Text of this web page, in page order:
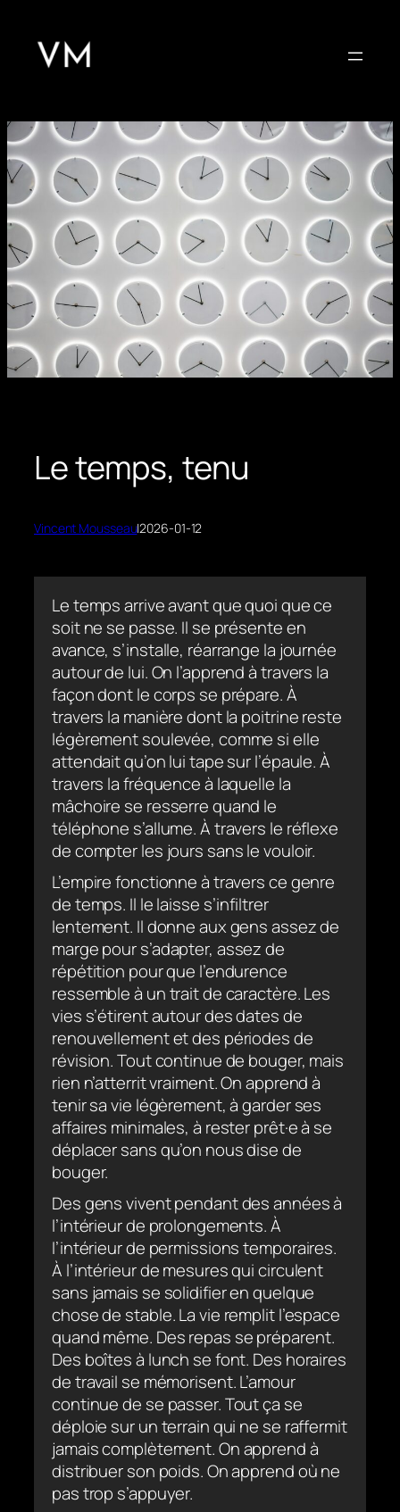
Le temps, tenu
Vincent Mousseau|2026-01-12
Le temps arrive avant que quoi que ce
soit ne se passe. Il se présente en
avance, s’installe, réarrange la journée
autour de lui. On l’apprend à travers la
façon dont le corps se prépare. À
travers la manière dont la poitrine reste
légèrement soulevée, comme si elle
attendait qu’on lui tape sur l’épaule. À
travers la fréquence à laquelle la
mâchoire se resserre quand le
téléphone s’allume. À travers le réflexe
de compter les jours sans le vouloir.
L’empire fonctionne à travers ce genre
de temps. Il le laisse s’infiltrer
lentement. Il donne aux gens assez de
marge pour s’adapter, assez de
répétition pour que l’endurence
ressemble à un trait de caractère. Les
vies s’étirent autour des dates de
renouvellement et des périodes de
révision. Tout continue de bouger, mais
rien n’atterrit vraiment. On apprend à
tenir sa vie légèrement, à garder ses
affaires minimales, à rester prêt·e à se
déplacer sans qu’on nous dise de
bouger.
Des gens vivent pendant des années à
l’intérieur de prolongements. À
l’intérieur de permissions temporaires.
À l’intérieur de mesures qui circulent
sans jamais se solidifier en quelque
chose de stable. La vie remplit l’espace
quand même. Des repas se préparent.
Des boîtes à lunch se font. Des horaires
de travail se mémorisent. L’amour
continue de se passer. Tout ça se
déploie sur un terrain qui ne se raffermit
jamais complètement. On apprend à
distribuer son poids. On apprend où ne
pas trop s’appuyer.